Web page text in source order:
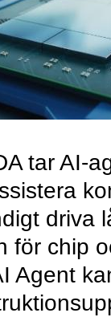
tar AI-
driva
för chip
Agent